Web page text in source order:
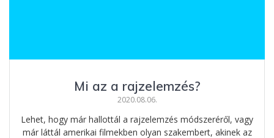
Mi az a rajzelemzés?
2020.08.06.
Lehet, hogy már hallottál a rajzelemzés módszeréről, vagy
már láttál amerikai filmekben olyan szakembert, akinek az